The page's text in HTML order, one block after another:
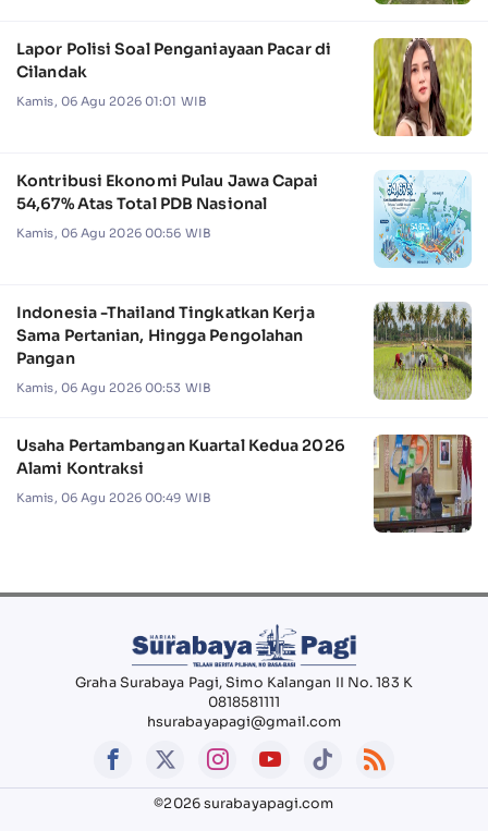
Lapor Polisi Soal Penganiayaan Pacar di
Cilandak
Kamis, 06 Agu 2026 01:01 WIB
Kontribusi Ekonomi Pulau Jawa Capai
54,67% Atas Total PDB Nasional
Kamis, 06 Agu 2026 00:56 WIB
Indonesia -Thailand Tingkatkan Kerja
Sama Pertanian, Hingga Pengolahan
Pangan
Kamis, 06 Agu 2026 00:53 WIB
Usaha Pertambangan Kuartal Kedua 2026
Alami Kontraksi
Kamis, 06 Agu 2026 00:49 WIB
Graha Surabaya Pagi, Simo Kalangan II No. 183 K
0818581111
hsurabayapagi@gmail.com
©2026 surabayapagi.com